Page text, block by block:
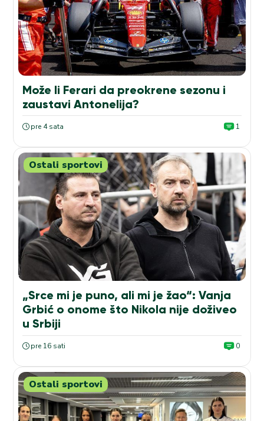
Može li Ferari da preokrene sezonu i
zaustavi Antonelija?
pre 4 sata 1
Ostali sportovi
„Srce mi je puno, ali mi je žao“: Vanja
Grbić o onome što Nikola nije doživeo
u Srbiji
pre 16 sati 0
Ostali sportovi